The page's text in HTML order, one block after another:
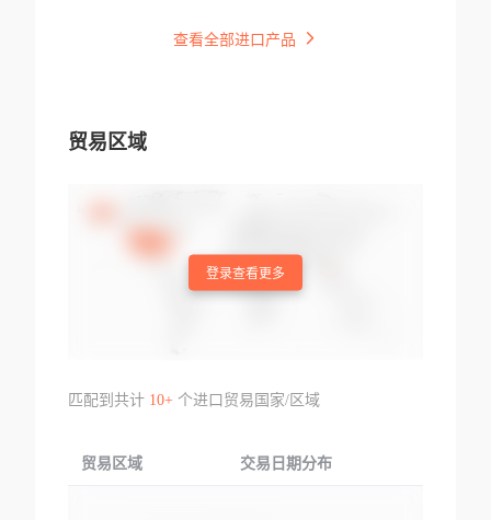
查看全部进口产品
贸易区域
登录查看更多
匹配到共计 10+个进口贸易国家/区域
贸易区域 交易日期分布